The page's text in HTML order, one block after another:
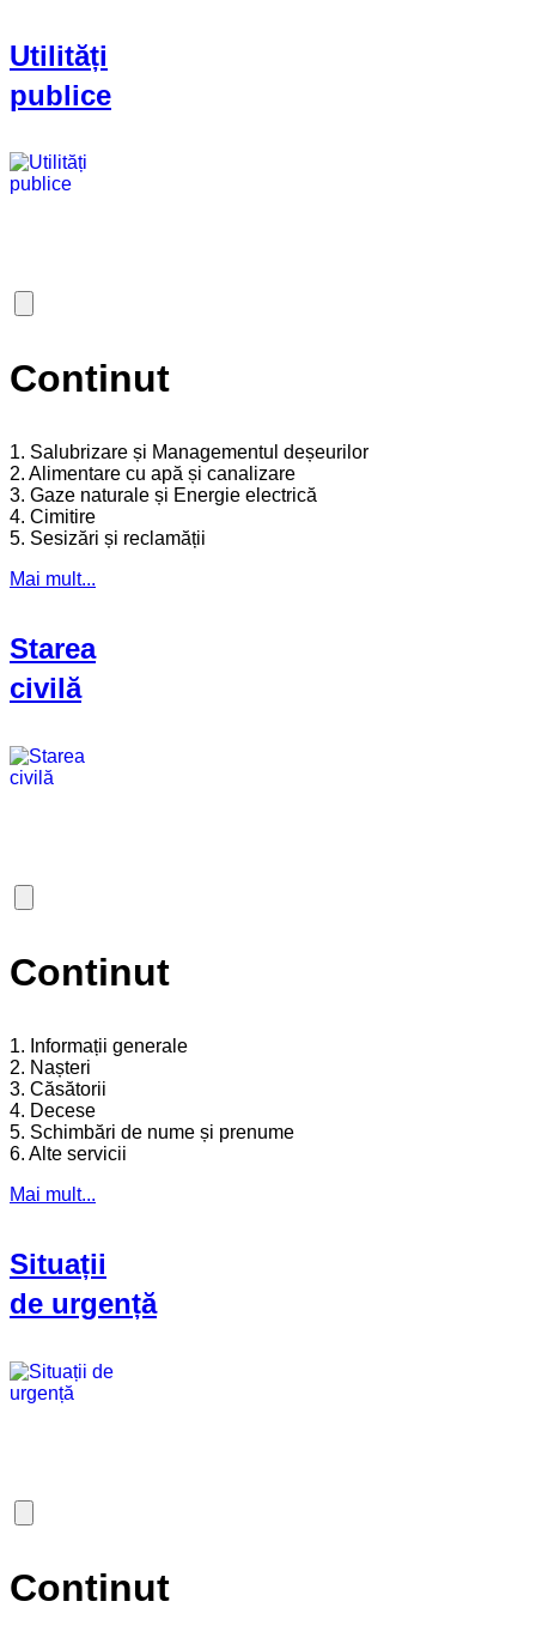
Utilități
publice
Continut
1. Salubrizare și Managementul deșeurilor
2. Alimentare cu apă și canalizare
3. Gaze naturale și Energie electrică
4. Cimitire
5. Sesizări și reclamății
Mai mult...
Starea
civilă
Continut
1. Informații generale
2. Nașteri
3. Căsătorii
4. Decese
5. Schimbări de nume și prenume
6. Alte servicii
Mai mult...
Situații
de urgență
Continut